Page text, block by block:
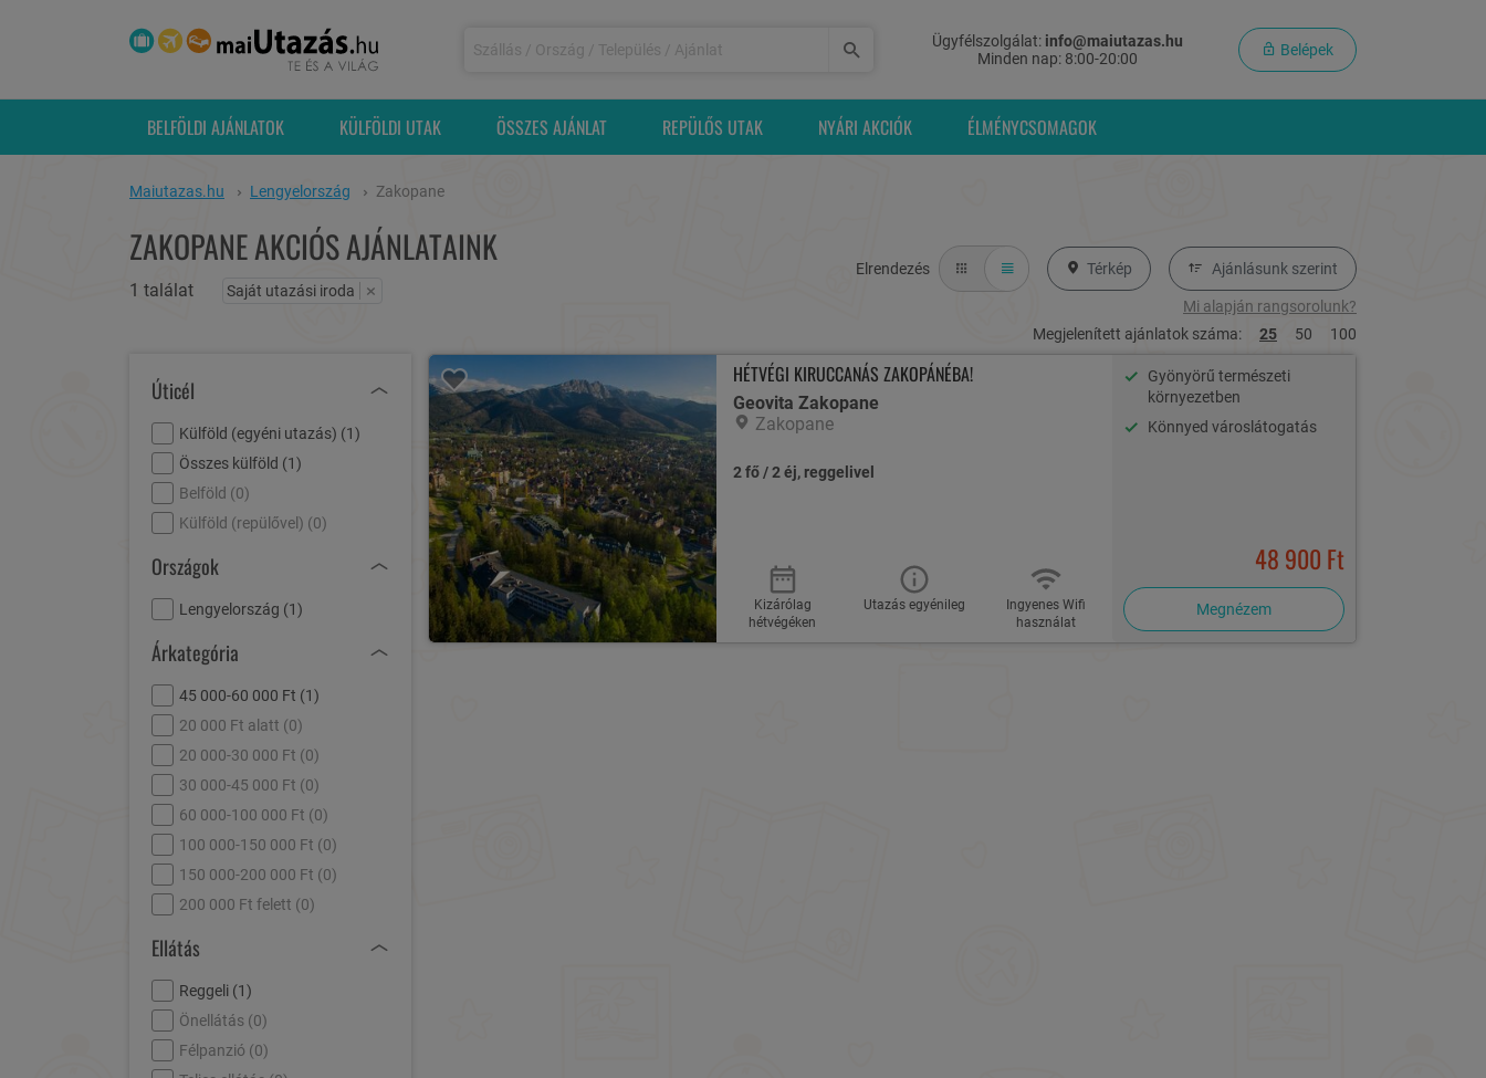
Ügyfélszolgálat: info@maiutazas.hu
Minden nap: 8:00-20:00
Belépek
BELFÖLDI AJÁNLATOK KÜLFÖLDI UTAK ÖSSZES AJÁNLAT REPÜLŐS UTAK NYÁRI AKCIÓK ÉLMÉNYCSOMAGOK
Maiutazas.hu Lengyelország Zakopane
ZAKOPANE AKCIÓS AJÁNLATAINK
1 találat Saját utazási iroda ×
Elrendezés Térkép Ajánlásunk szerint
Mi alapján rangsorolunk?
Megjelenített ajánlatok száma:
25 50 100
Úticél
Külföld (egyéni utazás) (1)
Összes külföld (1)
Belföld (0)
Külföld (repülővel) (0)
Országok
Lengyelország (1)
Árkategória
45 000-60 000 Ft (1)
20 000 Ft alatt (0)
20 000-30 000 Ft (0)
30 000-45 000 Ft (0)
60 000-100 000 Ft (0)
100 000-150 000 Ft (0)
150 000-200 000 Ft (0)
200 000 Ft felett (0)
Ellátás
Reggeli (1)
Önellátás (0)
Félpanzió (0)
HÉTVÉGI KIRUCCANÁS ZAKOPÁNÉBA!
Geovita Zakopane
Zakopane
2 fő / 2 éj, reggelivel
Kizárólag
hétvégéken
Utazás egyénileg
Ingyenes Wifi
használat
Gyönyörű természeti
környezetben
Könnyed városlátogatás
48 900 Ft
Megnézem